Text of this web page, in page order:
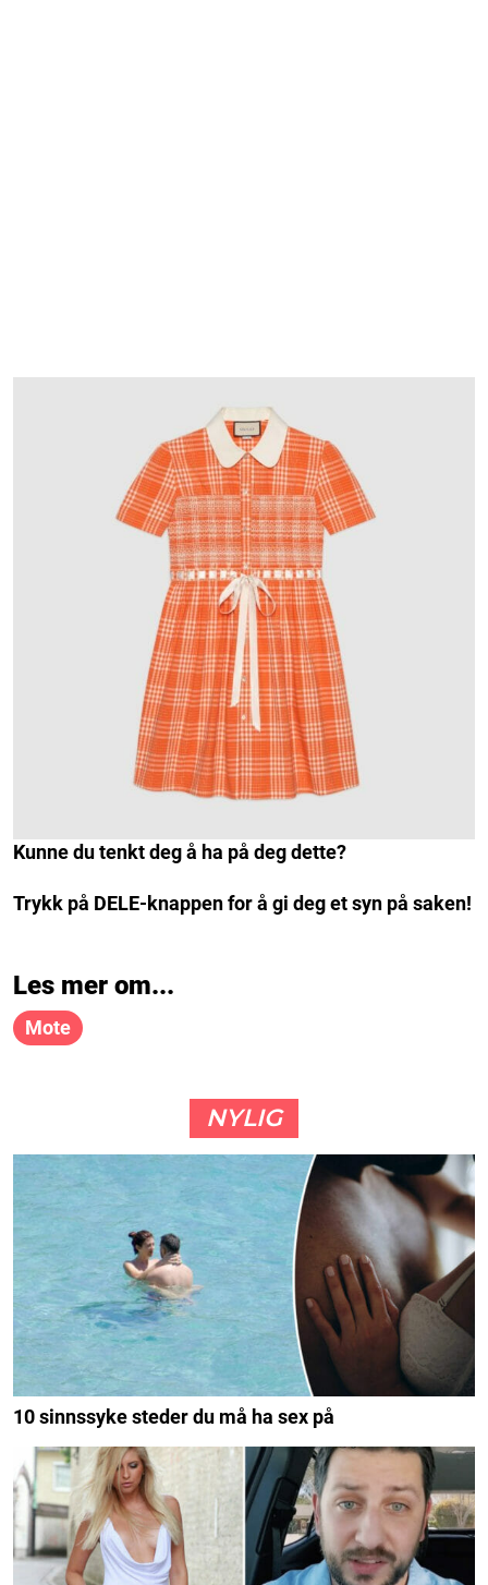
Kunne du tenkt deg å ha på deg dette?
Trykk på DELE-knappen for å gi deg et syn på saken!
Les mer om...
Mote
NYLIG
10 sinnssyke steder du må ha sex på